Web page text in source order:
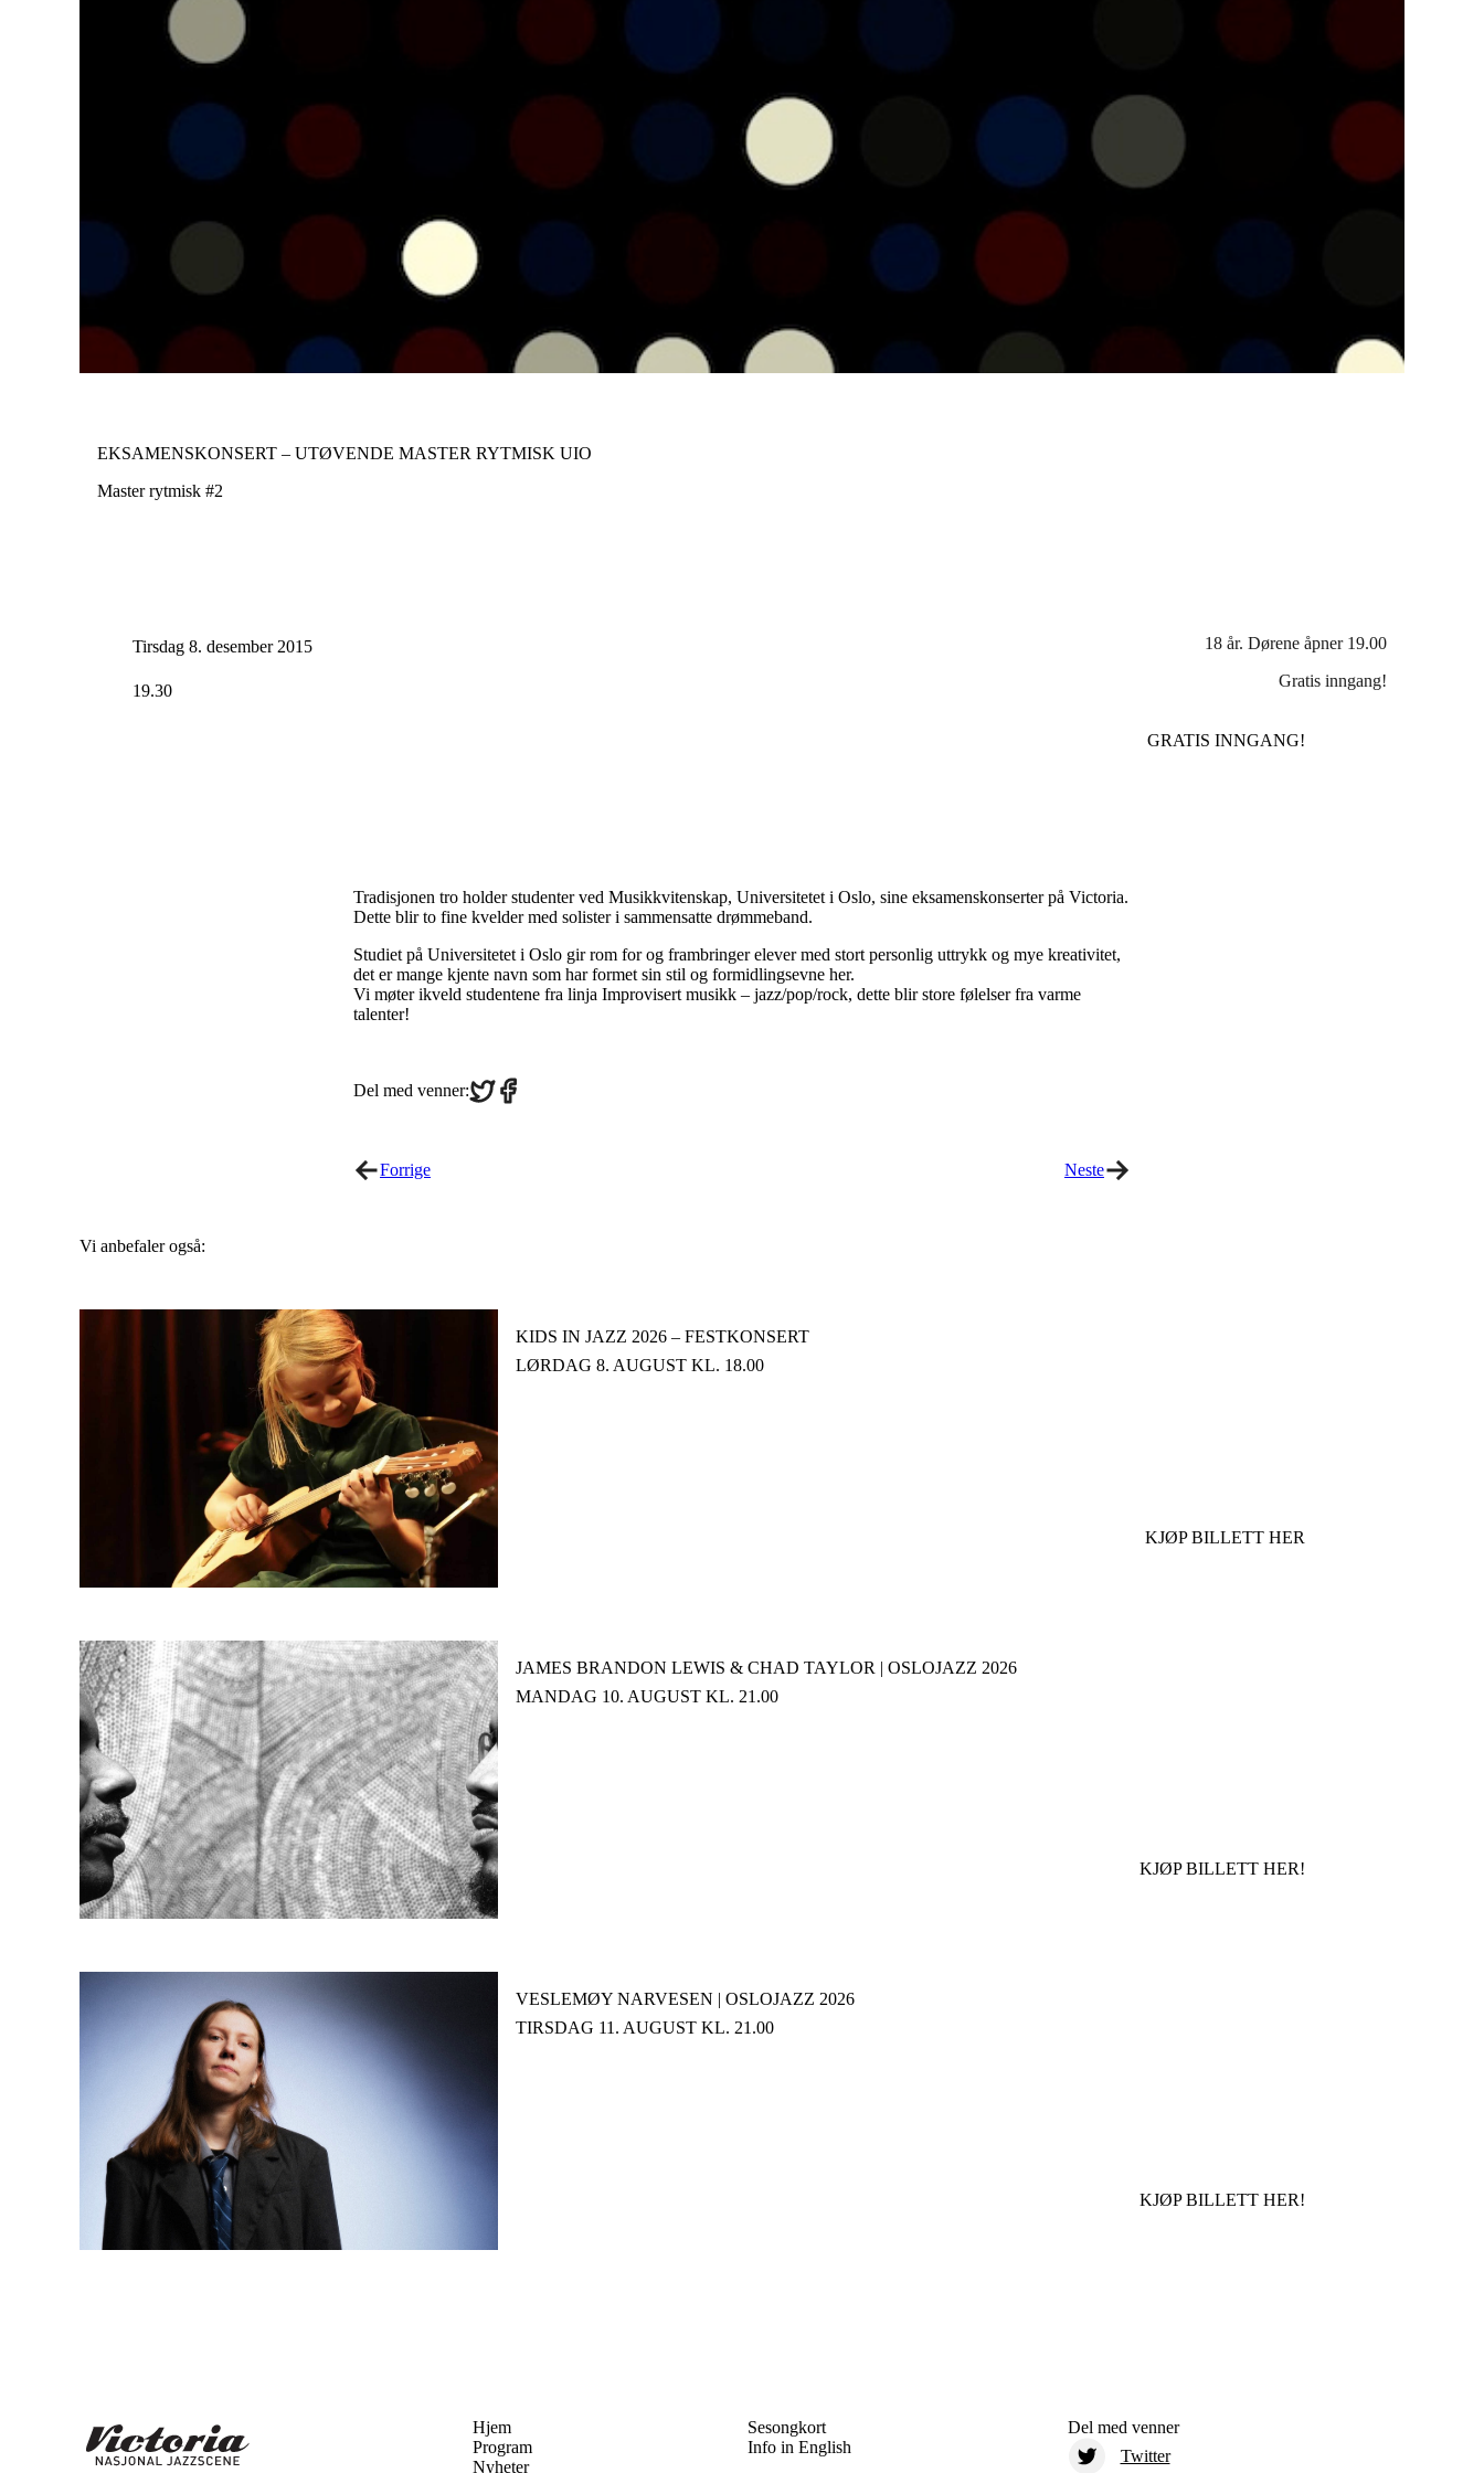
EKSAMENSKONSERT – UTØVENDE MASTER RYTMISK UIO
Master rytmisk #2
Tirsdag 8. desember 2015
19.30
18 år. Dørene åpner 19.00
Gratis inngang!
GRATIS INNGANG!
Tradisjonen tro holder studenter ved Musikkvitenskap, Universitetet i Oslo, sine eksamenskonserter på Victoria.
Dette blir to fine kvelder med solister i sammensatte drømmeband.
Studiet på Universitetet i Oslo gir rom for og frambringer elever med stort personlig uttrykk og mye kreativitet,
det er mange kjente navn som har formet sin stil og formidlingsevne her.
Vi møter ikveld studentene fra linja Improvisert musikk – jazz/pop/rock, dette blir store følelser fra varme
talenter!
Del med venner:Share
on
Share
on
Forrige Neste
Vi anbefaler også:
KIDS IN JAZZ 2026 – FESTKONSERT
LØRDAG 8. AUGUST KL. 18.00
KJØP BILLETT HER
JAMES BRANDON LEWIS & CHAD TAYLOR | OSLOJAZZ 2026
MANDAG 10. AUGUST KL. 21.00
KJØP BILLETT HER!
VESLEMØY NARVESEN | OSLOJAZZ 2026
TIRSDAG 11. AUGUST KL. 21.00
KJØP BILLETT HER!
Hjem
Program
Nyheter
Sesongkort
Info in English
Del med venner
Twitter